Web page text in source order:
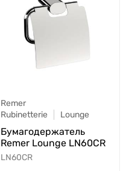
Remer
Rubinetterie
Lounge
Бумагодержатель
Remer Lounge LN60CR
LN60CR